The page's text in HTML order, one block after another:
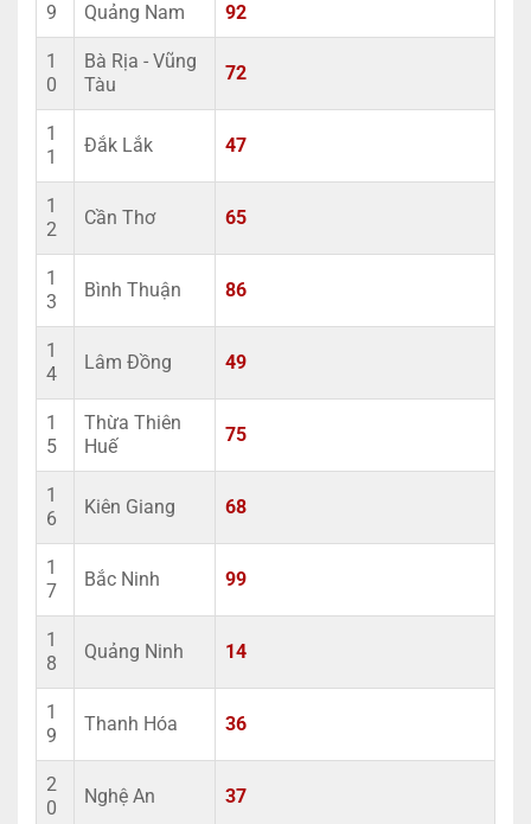
9 Quảng Nam 92
1
0
Bà Rịa - Vũng
Tàu
72
1
1
Đắk Lắk 47
1
2
Cần Thơ 65
1
3
Bình Thuận 86
1
4
Lâm Đồng 49
1
5
Thừa Thiên
Huế
75
1
6
Kiên Giang 68
1
7
Bắc Ninh 99
1
8
Quảng Ninh 14
1
9
Thanh Hóa 36
2
0
Nghệ An 37